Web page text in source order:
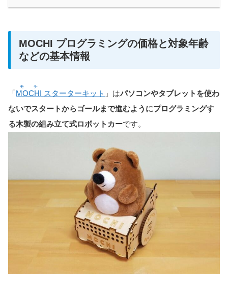
MOCHI プログラミングの価格と対象年齢
などの基本情報
「MOCHI
モチ
スターターキット 」はパソコンやタブレットを使わ
ないでスタートからゴールまで進むようにプログラミングす
る木製の組み立て式ロボットカーです。